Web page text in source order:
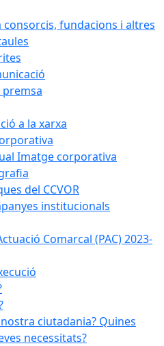
consorcis, fundacions i altres
premsa
a la xarxa
Imatge corporativa
del CCVOR
institucionals
Comarcal (PAC) 2023-
ciutadania? Quines
necessitats?